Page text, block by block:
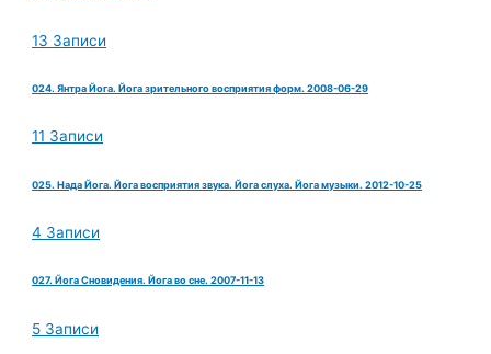
13 Записи
024. Янтра Йога. Йога зрительного восприятия форм. 2008-06-29
11 Записи
025. Нада Йога. Йога восприятия звука. Йога слуха. Йога музыки. 2012-10-25
4 Записи
027. Йога Сновидения. Йога во сне. 2007-11-13
5 Записи